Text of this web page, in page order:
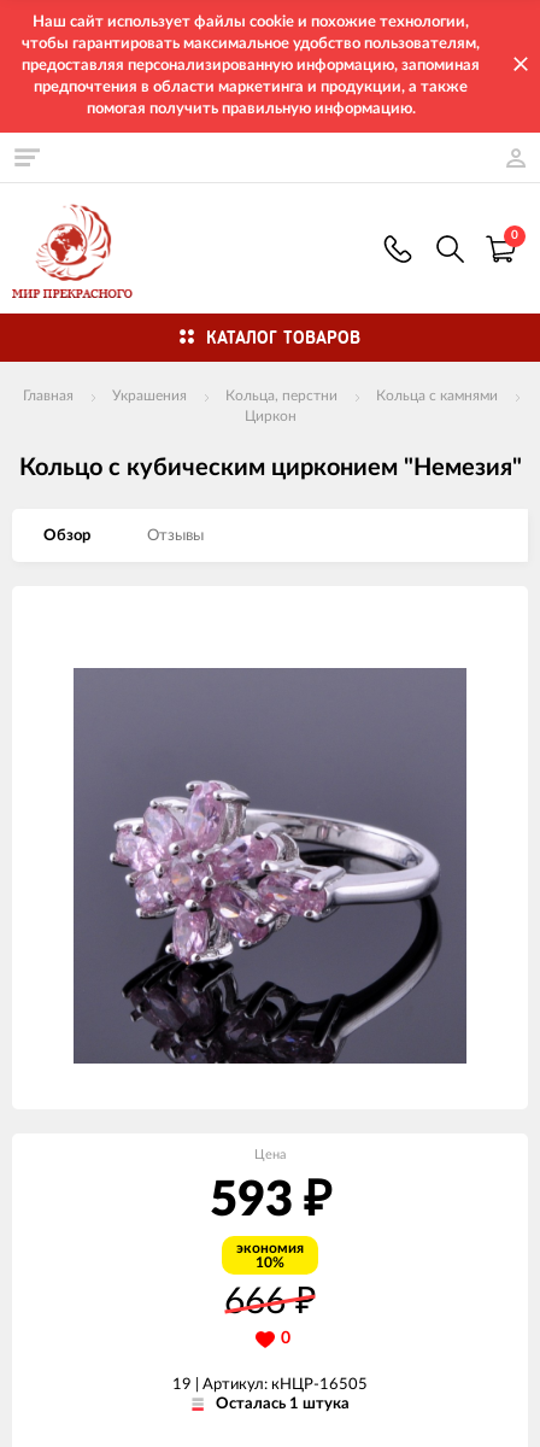
Наш сайт использует файлы cookie и похожие технологии,
чтобы гарантировать максимальное удобство пользователям,
предоставляя персонализированную информацию, запоминая
предпочтения в области маркетинга и продукции, а также
помогая получить правильную информацию.
0
КАТАЛОГ ТОВАРОВ
Главная Украшения Кольца, перстни
Кольца с камнями
Циркон
Кольцо с кубическим цирконием "Немезия"
Обзор Отзывы
Цена
593 ₽
экономия
10%
666₽
0
19 | Артикул: кНЦР-16505
Осталась 1 штука